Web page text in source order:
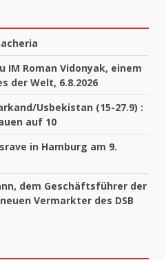
IM Roman Vidonyak, einem
der Welt, 6.8.2026
Usbekistan (15-27.9) :
auf 10
in Hamburg am 9.
dem Geschäftsführer der
Vermarkter des DSB